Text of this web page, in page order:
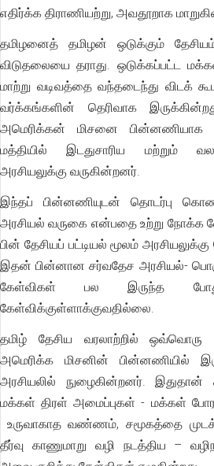
எதிர்க்க திராணியற்று, அவதூறாக
தமிழனைத் தமிழன் ஒடுக்கும்
விடுதலையை தராது. ஒடுக்கப்பட்ட
மாற்று வடிவத்தை வந்தடைந்து விடக்
வர்க்கங்களின் தெரிவாக
அமெரிக்கன் மிசனை
மத்தியில் இடதுசாரிய மற்றும்
அரசியலுக்கு வருகின்றனர்.
இந்தப் பின்னணியுடன் தொடர்பு
அரசியல் வருகை என்பதை உற்று நோக்க
பின் தேசியப் பட்டியல் மூலம்
இதன் பின்னான சர்வதேச அரசியல்-
கேள்விகள் பல இருந்த
கேள்விக்குள்ளாக்குவதில்லை.
தமிழ் தேசிய வரலாற்றில் ஒவ்வொரு
அமெரிக்க மிசனின் பின்னணியில்
அரசியலில் நுழைகின்றனர்.
மக்கள் திரள் அமைப்புகள் - மக்கள்
உருவாகாத வண்ணம், சமூகத்தை
தீர்வு காணுமாறு வழி நடத்திய –